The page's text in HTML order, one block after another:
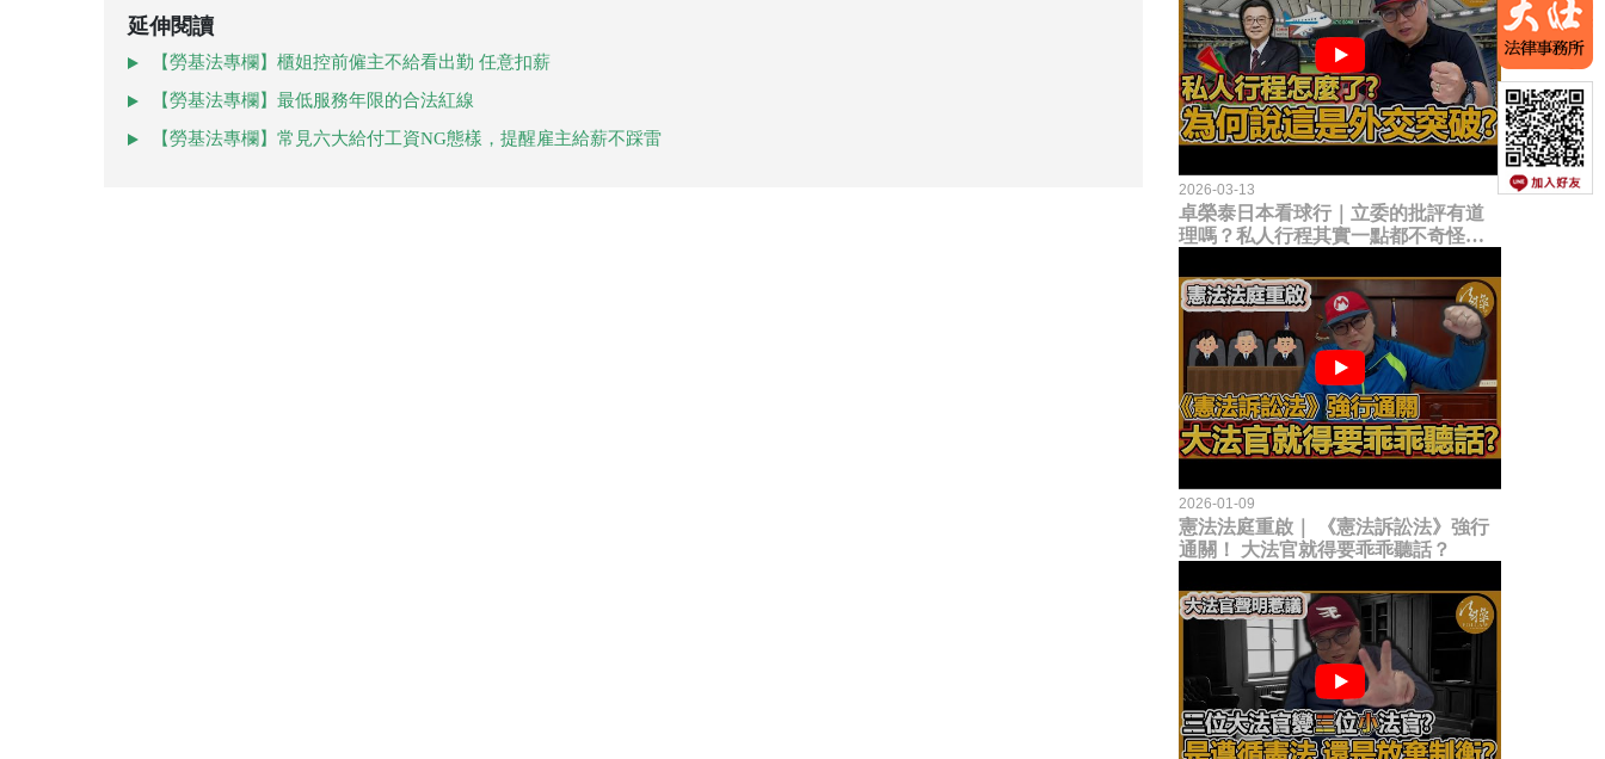
延伸閱讀
【勞基法專欄】櫃姐控前僱主不給看出勤 任意扣薪
【勞基法專欄】最低服務年限的合法紅線
【勞基法專欄】常見六大給付工資NG態樣，提醒雇主給薪不踩雷
2026-03-13
卓榮泰日本看球行｜立委的批評有道
理嗎？私人行程其實一點都不奇怪？
2026-01-09
憲法法庭重啟｜ 《憲法訴訟法》強行
通關！ 大法官就得要乖乖聽話？